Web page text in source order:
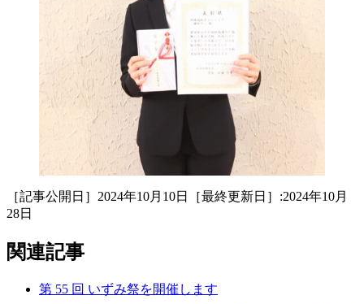
［記事公開日］2024年10月10日［最終更新日］:2024年10月
28日
関連記事
第 55 回 いずみ祭を開催します